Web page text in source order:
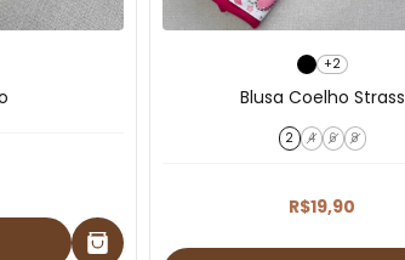
+2
Blusa Coelho Strass
2 4 6 8
R$19,90